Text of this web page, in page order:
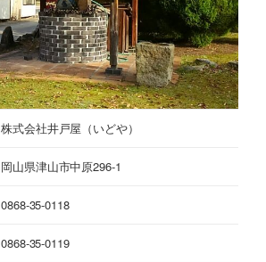
株式会社井戸屋（いどや）
岡山県津山市中原296-1
0868-35-0118
0868-35-0119